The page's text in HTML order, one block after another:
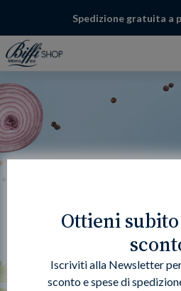
Spedizione gratuita a
Ottieni
Iscriviti alla Newsletter
sconto e spese di